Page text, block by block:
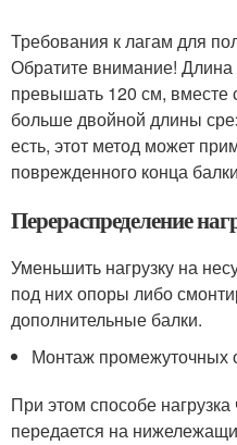
Требования к лагам для
Обратите внимание!
превышать 120 см, вместе
больше двойной длины
есть, этот метод может
поврежденного конца
Перераспределение
Уменьшить нагрузку на
под них опоры либо
дополнительные балки.
Монтаж промежуточных
При этом способе
передается на